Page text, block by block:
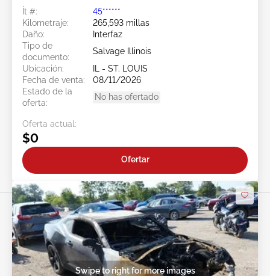
Ít #:
45******
Kilometraje:
265,593 millas
Daño:
Interfaz
Tipo de
documento:
Salvage Illinois
Ubicación:
IL - ST. LOUIS
Fecha de venta:
08/11/2026
Estado de la
oferta:
No has ofertado
Oferta actual:
$0
Ofertar
Swipe to right for more images